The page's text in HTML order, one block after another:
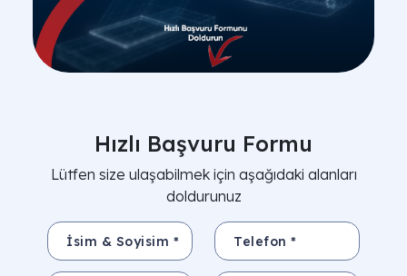
Hızlı Başvuru Formu
Lütfen size ulaşabilmek için aşağıdaki alanları
doldurunuz
İsim & Soyisim * Telefon *